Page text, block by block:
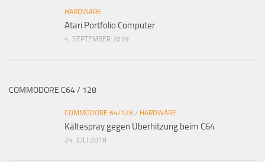
HARDWARE
Atari Portfolio Computer
4. SEPTEMBER 2019
COMMODORE C64 / 128
COMMODORE 64/128 / HARDWARE
Kältespray gegen Überhitzung beim C64
24. JULI 2018